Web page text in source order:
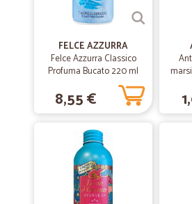
estremi del movimento bancario gia'
FELCE AZZURRA
Felce Azzurra Classico
Profuma Bucato 220 ml
8,55 €